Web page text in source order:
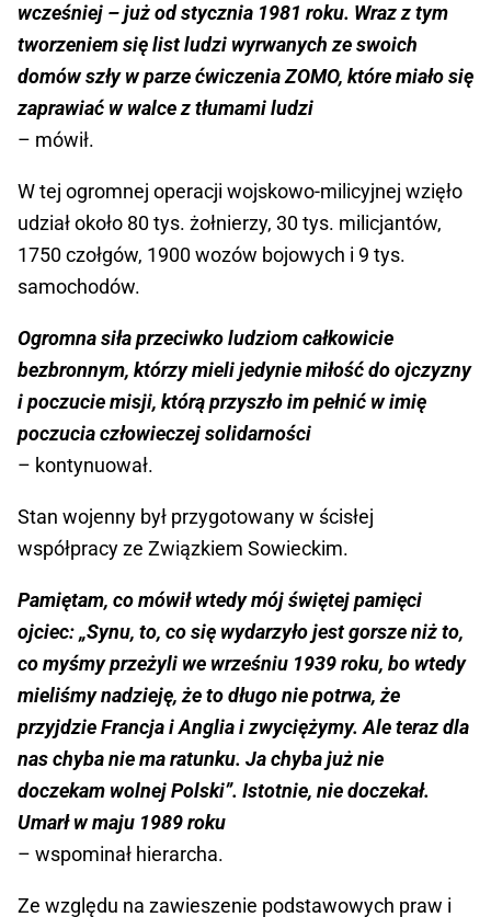
wcześniej – już od stycznia 1981 roku. Wraz z tym
tworzeniem się list ludzi wyrwanych ze swoich
domów szły w parze ćwiczenia ZOMO, które miało się
zaprawiać w walce z tłumami ludzi
– mówił.
W tej ogromnej operacji wojskowo-milicyjnej wzięło
udział około 80 tys. żołnierzy, 30 tys. milicjantów,
1750 czołgów, 1900 wozów bojowych i 9 tys.
samochodów.
Ogromna siła przeciwko ludziom całkowicie
bezbronnym, którzy mieli jedynie miłość do ojczyzny
i poczucie misji, którą przyszło im pełnić w imię
poczucia człowieczej solidarności
– kontynuował.
Stan wojenny był przygotowany w ścisłej
współpracy ze Związkiem Sowieckim.
Pamiętam, co mówił wtedy mój świętej pamięci
ojciec: „Synu, to, co się wydarzyło jest gorsze niż to,
co myśmy przeżyli we wrześniu 1939 roku, bo wtedy
mieliśmy nadzieję, że to długo nie potrwa, że
przyjdzie Francja i Anglia i zwyciężymy. Ale teraz dla
nas chyba nie ma ratunku. Ja chyba już nie
doczekam wolnej Polski”. Istotnie, nie doczekał.
Umarł w maju 1989 roku
– wspominał hierarcha.
Ze względu na zawieszenie podstawowych praw i